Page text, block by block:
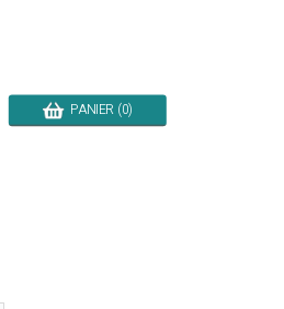
PANIER (0)